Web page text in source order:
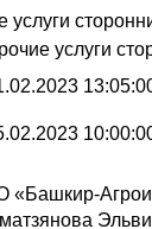
услуги
услуги
«Башкир-